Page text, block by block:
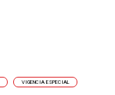
VIGENCIA ESPECIAL